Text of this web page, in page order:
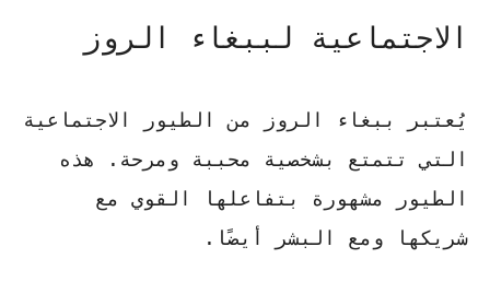
الاجتماعية لببغاء الروز
يُعتبر ببغاء الروز من الطيور الاجتماعية
التي تتمتع بشخصية محببة ومرحة. هذه
الطيور مشهورة بتفاعلها القوي مع
شريكها ومع البشر أيضًا.